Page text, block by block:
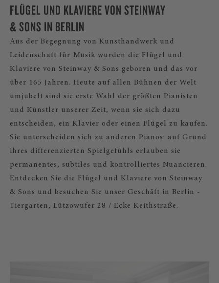
FLÜGEL UND KLAVIERE VON STEINWAY
& SONS IN BERLIN
Aus der Begegnung von Kunsthandwerk und
Leidenschaft für Musik wurden die Flügel und
Klaviere von Steinway & Sons geboren und das vor
über 165 Jahren. Heute auf allen Bühnen der Welt
umjubelt sind sie erste Wahl der größten Pianisten
und Künstler unserer Zeit, wenn sie sich dazu
entscheiden, ein Klavier oder einen Flügel zu kaufen.
Sie unterscheiden sich zu anderen Pianos: auf Grund
ihres differenzierten Spielgefühls erlauben sie
permanentes, subtiles und kontrolliertes Nuancieren.
Entdecken Sie die Flügel und Klaviere von Steinway
& Sons und besuchen Sie unser Geschäft in Berlin -
Tiergarten, Lützowufer 28 / Ecke Keithstraße.